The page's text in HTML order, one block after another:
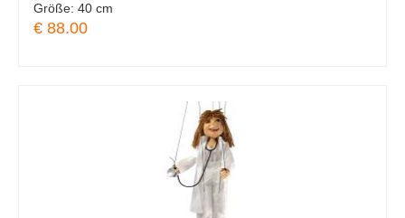
Größe: 40 cm
€ 88.00